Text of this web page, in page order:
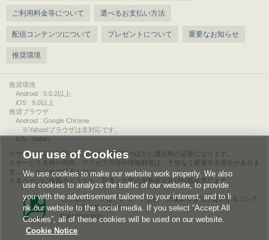
ご利用料金等について 選べるお支払い方法
配信コンテンツについて プレゼントについて 重要なお知らせ
推奨環境
推奨環境
Android : 5.0.2以上
iOS : 9.0以上
推奨ブラウザ
Android : Google Chrome
※Yahoo!ブラウザは非対応です。
iOS : Safari
サービスをご利用されるには、情報料のほかに通信料が必要になります。
サービス名称や内容、アクセス方法や情報料等は、予告なく変更する場合がありま
す。あらかじめご了承ください。
本ページに掲載のイラスト・写真・文章の無断複写及び転載を禁じます。
このエルマークは、レコード会社・映像製作会社が提供するコンテ
ンツを示す登録商標です。
RIAJ00013011
Our use of Cookies
We use cookies to make our website work properly. We also
use cookies to analyze the traffic of our website, to provide
you with the advertisement tailored to your interest, and to li
nk our website to the social media. If you select “Accept All
Cookies”, all of these cookies will be used on our website.
Cookie Notice